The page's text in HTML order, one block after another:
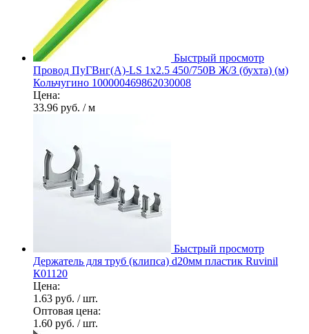
Быстрый просмотр
Провод ПуГВнг(А)-LS 1х2.5 450/750В Ж/З (бухта) (м)
Кольчугино 100000469862030008
Цена:
33.96 руб. / м
Быстрый просмотр
Держатель для труб (клипса) d20мм пластик Ruvinil
К01120
Цена:
1.63 руб. / шт.
Оптовая цена:
1.60 руб. / шт.